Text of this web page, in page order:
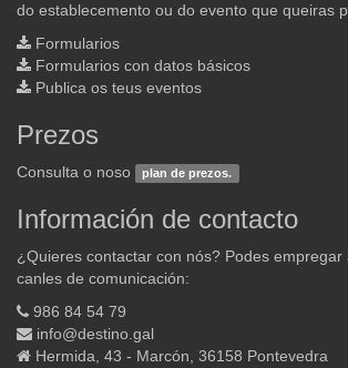
do establecemento ou do evento que queiras
Formularios
Formularios con datos básicos
Publica os teus eventos
Prezos
Consulta o noso plan de prezos.
Información de contacto
¿Quieres contactar con nós? Podes empregar
canles de comunicación:
986 84 54 79
info@destino.gal
Hermida, 43 - Marcón, 36158 Pontevedra